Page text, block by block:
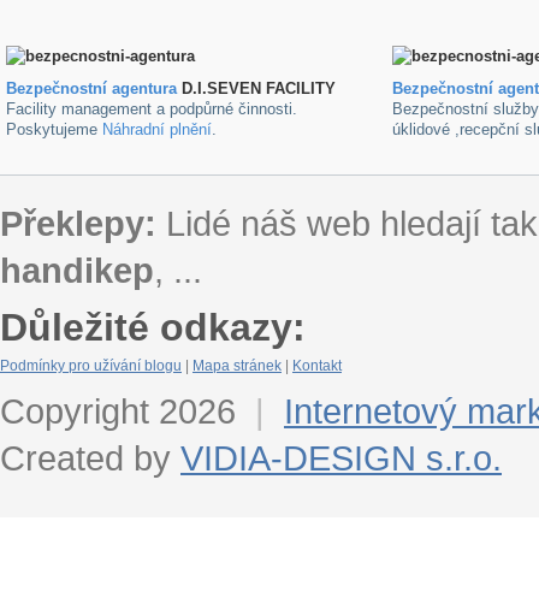
Bezpečnostní agenturaD.I.SEVEN FACILITY
Facility management a podpůrné činnosti.
Poskytujeme Náhradní plnění.
Bezpečnostní
Bezpečnostní
úklidové ,recepční
Překlepy: Lidé náš web hledají
handikep, ...
Důležité odkazy:
Podmínky pro užívání blogu Mapa stránek Kontakt
Copyright 2026 |
Internetový
Created by VIDIA-DESIGN s.r.o.